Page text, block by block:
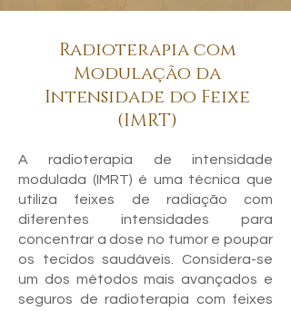
Radioterapia com
Modulação da
Intensidade do Feixe
(IMRT)
A radioterapia de intensidade
modulada (IMRT) é uma técnica que
utiliza feixes de radiação com
diferentes intensidades para
concentrar a dose no tumor e poupar
os tecidos saudáveis. Considera-se
um dos métodos mais avançados e
seguros de radioterapia com feixes